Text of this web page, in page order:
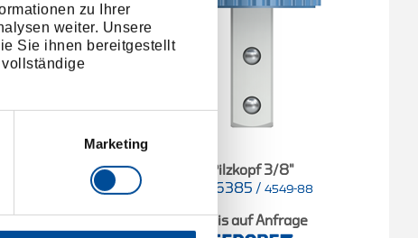
zu Ihrer
weiter. Unsere
Sie ihnen bereitgestellt
Marketing
Pilzkopf 3/8"
1566385 / 4549-88
Preis auf Anfrage